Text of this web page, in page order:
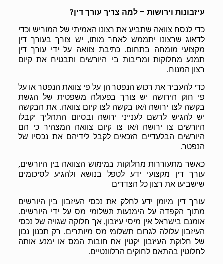
עיזבונות וירושות – למה צריך עורך דין?
כדי לנסח צוואה שתביע את רצונו האמיתי של המוריש וכדי
לדאוג שרצונו יתממש לאחר מותו, יש צורך בעורך דין
מקצועי מומחה בתחום.כתיבת צוואה על ידי עורך דין
תמנע מחלוקות ומריבות בין היורשים ותבטיח את קיום
רצון המנוח.
כדי להעביר את רכוש הנפטר הן על פי צוואת הנפטר או על
פי חוק הירושה יש צורך בפעולה משפטית של הגשת
בקשה לצו ירושה ו/או בקשה לצו קיום צוואה. את הבקשה
יש להגיש לרשם לענייני ירושה ובסיום התהליך יקבלו
היורשים צו ירושה ו/או צו קיום צוואה המצהיר כי הם
היורשים הבלעדיים הזכאים לקבל לידיהם את נכסיו של
הנפטר.
כאשר מתעוררות מחלוקות במימוש הצוואה בין היורשים,
עורך דין מקצועי ידע לטפל בנושא ולהגיע לסיכומים
שישביעו את רצון כל הצדדים.
עורך דין מיומן ידע לחלק את נכסי העיזבון בין היורשים
מתוך הקפדה על הימנעות תשלומי מס על ידי היורשים.
אומנם בישראל אין מיסי עיזבון,אך חלוקה שגויה של נכסי
העיזבון עלולה לגרום תשלומי מס מיותרים. רק תכנון נכון
של חלוקת העיזבון יקטין את חובות המס או ימנע אותה
לחלוטין בהתאם לחוקים הרלוונטיים.